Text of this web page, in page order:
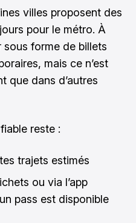
villes proposent des
pour le métro. À
sous forme de billets
mais ce n’est
que dans d’autres
reste :
trajets estimés
ou via l’app
pass est disponible